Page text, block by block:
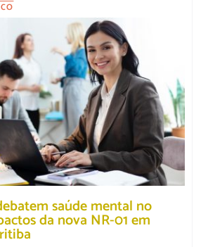
saúde mental no
da nova NR-01 em